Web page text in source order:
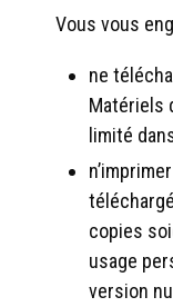
Vous vous
ne
Matériels
limité
copies
usage
version